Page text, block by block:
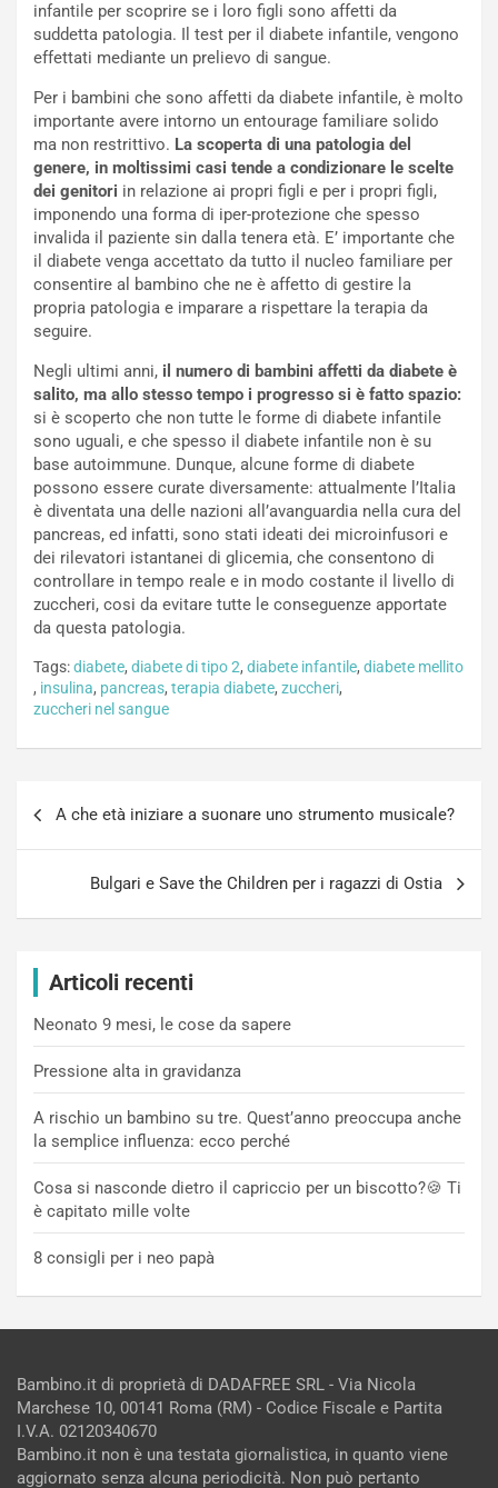
infantile per scoprire se i loro figli sono affetti da
suddetta patologia. Il test per il diabete infantile, vengono
effettati mediante un prelievo di sangue.
Per i bambini che sono affetti da diabete infantile, è molto
importante avere intorno un entourage familiare solido
ma non restrittivo. La scoperta di una patologia del
genere, in moltissimi casi tende a condizionare le scelte
dei genitori in relazione ai propri figli e per i propri figli,
imponendo una forma di iper-protezione che spesso
invalida il paziente sin dalla tenera età. E’ importante che
il diabete venga accettato da tutto il nucleo familiare per
consentire al bambino che ne è affetto di gestire la
propria patologia e imparare a rispettare la terapia da
seguire.
Negli ultimi anni, il numero di bambini affetti da diabete è
salito, ma allo stesso tempo i progresso si è fatto spazio:
si è scoperto che non tutte le forme di diabete infantile
sono uguali, e che spesso il diabete infantile non è su
base autoimmune. Dunque, alcune forme di diabete
possono essere curate diversamente: attualmente l’Italia
è diventata una delle nazioni all’avanguardia nella cura del
pancreas, ed infatti, sono stati ideati dei microinfusori e
dei rilevatori istantanei di glicemia, che consentono di
controllare in tempo reale e in modo costante il livello di
zuccheri, cosi da evitare tutte le conseguenze apportate
da questa patologia.
Tags:diabete, diabete di tipo 2, diabete infantile, diabete mellito
, insulina, pancreas, terapia diabete, zuccheri,
zuccheri nel sangue
A che età iniziare a suonare uno strumento musicale?
Bulgari e Save the Children per i ragazzi di Ostia
Articoli recenti
Neonato 9 mesi, le cose da sapere
Pressione alta in gravidanza
A rischio un bambino su tre. Quest’anno preoccupa anche
la semplice influenza: ecco perché
Cosa si nasconde dietro il capriccio per un biscotto?🍪 Ti
è capitato mille volte
8 consigli per i neo papà
Bambino.it di proprietà di DADAFREE SRL - Via Nicola
Marchese 10, 00141 Roma (RM) - Codice Fiscale e Partita
I.V.A. 02120340670
Bambino.it non è una testata giornalistica, in quanto viene
aggiornato senza alcuna periodicità. Non può pertanto